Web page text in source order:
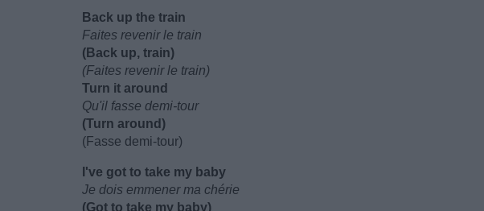
Back up the train
Faites revenir le train
(Back up, train)
(Faites revenir le train)
Turn it around
Qu'il fasse demi-tour
(Turn around)
(Fasse demi-tour)
I've got to take my baby
Je dois emmener ma chérie
(Got to take my baby)